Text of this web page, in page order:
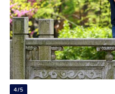
4/5